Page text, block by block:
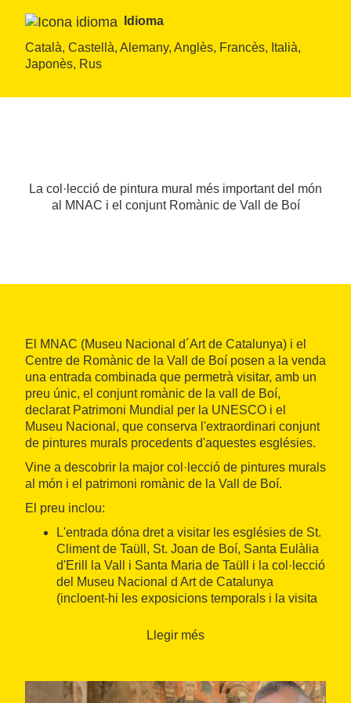
Idioma
Català, Castellà, Alemany, Anglès, Francès, Italià,
Japonès, Rus
La col·lecció de pintura mural més important del món
al MNAC i el conjunt Romànic de Vall de Boí
El MNAC (Museu Nacional d´Art de Catalunya) i el
Centre de Romànic de la Vall de Boí posen a la venda
una entrada combinada que permetrà visitar, amb un
preu únic, el conjunt romànic de la vall de Boí,
declarat Patrimoni Mundial per la UNESCO i el
Museu Nacional, que conserva l'extraordinari conjunt
de pintures murals procedents d'aquestes esglésies.
Vine a descobrir la major col·lecció de pintures murals
al món i el patrimoni romànic de la Vall de Boí.
El preu inclou:
L'entrada dóna dret a visitar les esglésies de St.
Climent de Taüll, St. Joan de Boí, Santa Eulàlia
d'Erill la Vall i Santa Maria de Taüll i la col·lecció
del Museu Nacional d Art de Catalunya
(incloent-hi les exposicions temporals i la visita
Entrada gratuïta per a menors de 16 anys i majors de
Idiomes:
Llegir més